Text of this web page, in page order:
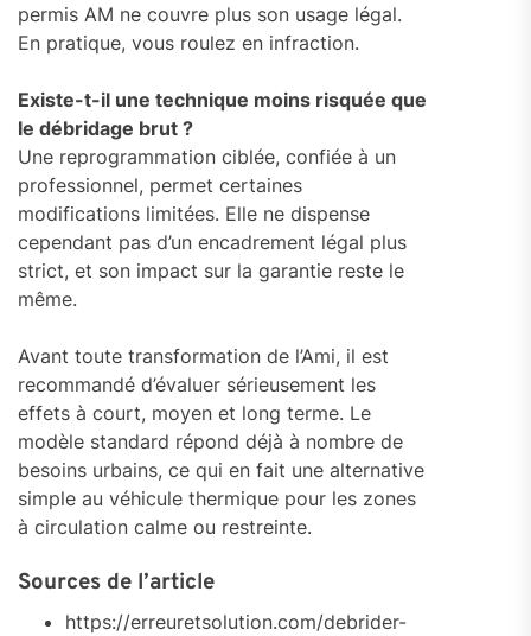
permis AM ne couvre plus son usage légal.
En pratique, vous roulez en infraction.
Existe-t-il une technique moins risquée que
le débridage brut ?
Une reprogrammation ciblée, confiée à un
professionnel, permet certaines
modifications limitées. Elle ne dispense
cependant pas d’un encadrement légal plus
strict, et son impact sur la garantie reste le
même.
Avant toute transformation de l’Ami, il est
recommandé d’évaluer sérieusement les
effets à court, moyen et long terme. Le
modèle standard répond déjà à nombre de
besoins urbains, ce qui en fait une alternative
simple au véhicule thermique pour les zones
à circulation calme ou restreinte.
Sources de l’article
https://erreuretsolution.com/debrider-